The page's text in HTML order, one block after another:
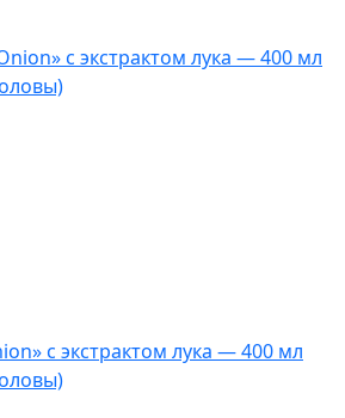
с экстрактом лука — 400 мл